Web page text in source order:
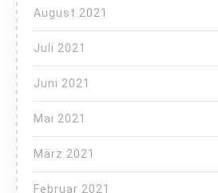
August 2021
Juli 2021
Juni 2021
Mai 2021
März 2021
Februar 2021